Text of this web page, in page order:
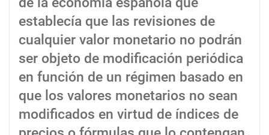
establecía que las revisiones de
cualquier valor monetario no podrán
ser objeto de modificación periódica
en función de un régimen basado en
que los valores monetarios no sean
modificados en virtud de índices de